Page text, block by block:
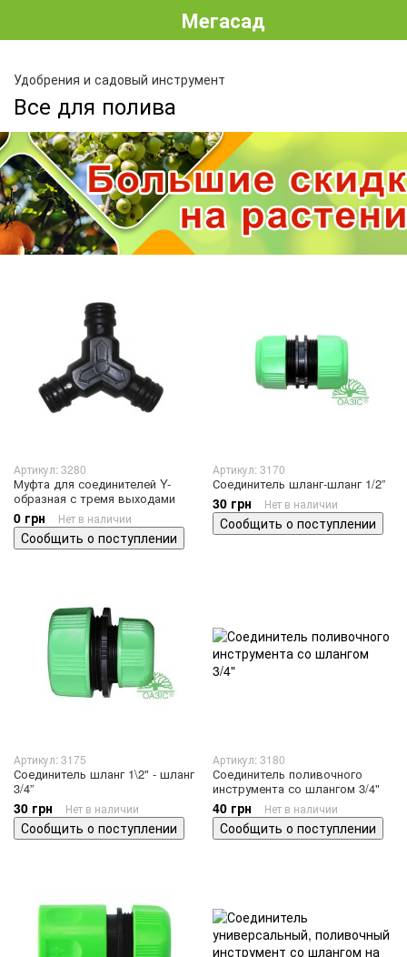
Мегасад
Удобрения и садовый инструмент
Все для полива
Артикул: 3280
Муфта для соединителей Y-
образная с тремя выходами
0 грн Нет в наличии
Сообщить о поступлении
Артикул: 3170
Соединитель шланг-шланг 1/2”
30 грн Нет в наличии
Сообщить о поступлении
Артикул: 3175
Соединитель шланг 1\2" - шланг
3/4”
30 грн Нет в наличии
Сообщить о поступлении
Артикул: 3180
Соединитель поливочного
инструмента со шлангом 3/4"
40 грн Нет в наличии
Сообщить о поступлении